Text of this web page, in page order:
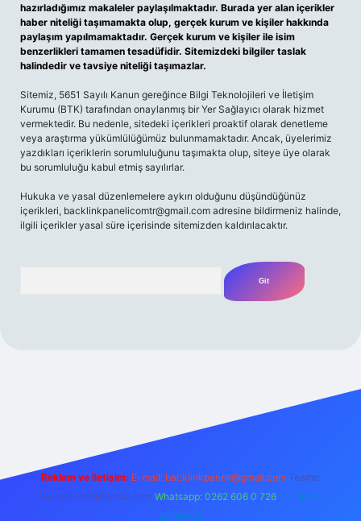
hazırladığımız makaleler paylaşılmaktadır. Burada yer alan içerikler
haber niteliği taşımamakta olup, gerçek kurum ve kişiler hakkında
paylaşım yapılmamaktadır. Gerçek kurum ve kişiler ile isim
benzerlikleri tamamen tesadüfidir. Sitemizdeki bilgiler taslak
halindedir ve tavsiye niteliği taşımazlar.
Sitemiz, 5651 Sayılı Kanun gereğince Bilgi Teknolojileri ve İletişim
Kurumu (BTK) tarafından onaylanmış bir Yer Sağlayıcı olarak hizmet
vermektedir. Bu nedenle, sitedeki içerikleri proaktif olarak denetleme
veya araştırma yükümlülüğümüz bulunmamaktadır. Ancak, üyelerimiz
yazdıkları içeriklerin sorumluluğunu taşımakta olup, siteye üye olarak
bu sorumluluğu kabul etmiş sayılırlar.
Hukuka ve yasal düzenlemelere aykırı olduğunu düşündüğünüz
içerikleri, backlinkpanelicomtr@gmail.com adresine bildirmeniz halinde,
ilgili içerikler yasal süre içerisinde sitemizden kaldırılacaktır.
Reklam ve İletişim: E-mail: backlinkpaneli@gmail.com Teams:
forumhizmeti@gmail.com Whatsapp: 0262 606 0 726 Telegram:
@karabul